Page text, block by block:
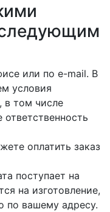
или по e-mail. В
условия
в том числе
оплатить заказ
поступает на
на изготовление,
по вашему адресу.